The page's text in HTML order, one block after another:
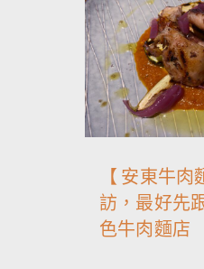
【 安東牛
訪，最好先
色牛肉麵店